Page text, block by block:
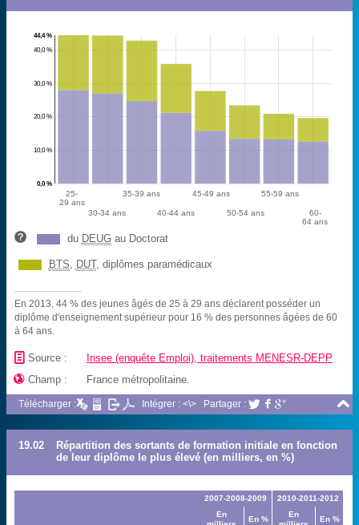
10,0 %
20,0 %
30,0 %
40,0 %
0,0 %
44,4 %
25-
29 ans
35-39 ans 45-49 ans 55-59 ans
30-34 ans 40-44 ans 50-54 ans
60-
64 ans
du DEUG au Doctorat
BTS DUT, diplômes paramédicaux
En 2013, 44 % des jeunes âgés de 25 à 29 ans déclarent posséder un
diplôme d'enseignement supérieur pour 16 % des personnes âgées de 60
à 64 ans.
📄 Source : Insee (enquête Emploi), traitements MENESR-DEPP
 Champ : France métropolitaine.

Télécharger : Intégrer : <\> Partager :   
19.02
Répartition des sortants de formation initiale en fonction
de leur diplôme le plus élevé (en milliers, en %)
2007-2008-2009
2010-2011-2012
En
En %
En
En %